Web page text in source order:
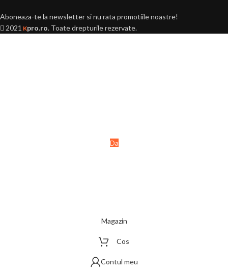
Aboneaza-te la newsletter si nu rata promotiile noastre!
2021 Kpro.ro. Toate drepturile rezervate.
Da
Magazin
Cos
Contul meu